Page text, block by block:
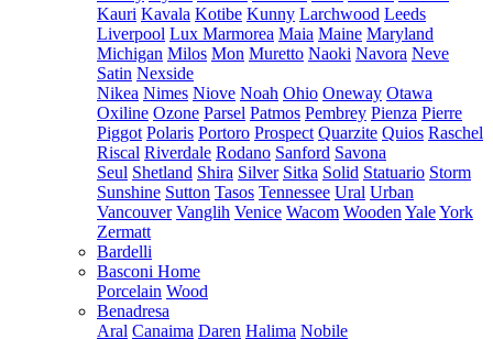
Kauri Kavala Kotibe Kunny Larchwood Leeds
Liverpool Lux Marmorea Maia Maine Maryland
Michigan Milos Mon Muretto Naoki Navora Neve
Satin Nexside
Nikea Nimes Niove Noah Ohio Oneway Otawa
Oxiline Ozone Parsel Patmos Pembrey Pienza Pierre
Piggot Polaris Portoro Prospect Quarzite Quios Raschel
Riscal Riverdale Rodano Sanford Savona
Seul Shetland Shira Silver Sitka Solid Statuario Storm
Sunshine Sutton Tasos Tennessee Ural Urban
Vancouver Vanglih Venice Wacom Wooden YaleYork
Zermatt
Bardelli
Basconi Home
Porcelain Wood
Benadresa
Aral Canaima Daren Halima Nobile